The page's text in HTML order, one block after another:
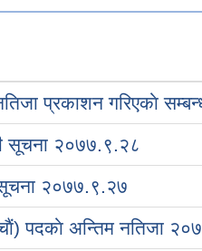
प्रकाशन गरिएकाे
सूचना २०७७.९.२८
सूचना २०७७.९.२७
पदकाे अन्तिम नतिजा